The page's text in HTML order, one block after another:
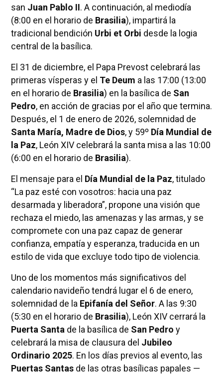
san Juan Pablo II. A continuación, al mediodía
(8:00 en el horario de Brasilia), impartirá la
tradicional bendición Urbi et Orbi desde la logia
central de la basílica.
El 31 de diciembre, el Papa Prevost celebrará las
primeras vísperas y el Te Deum a las 17:00 (13:00
en el horario de Brasilia) en la basílica de San
Pedro, en acción de gracias por el año que termina.
Después, el 1 de enero de 2026, solemnidad de
Santa María, Madre de Dios, y 59º Día Mundial de
la Paz, León XIV celebrará la santa misa a las 10:00
(6:00 en el horario de Brasilia).
El mensaje para el Día Mundial de la Paz, titulado
“La paz esté con vosotros: hacia una paz
desarmada y liberadora”, propone una visión que
rechaza el miedo, las amenazas y las armas, y se
compromete con una paz capaz de generar
confianza, empatía y esperanza, traducida en un
estilo de vida que excluye todo tipo de violencia.
Uno de los momentos más significativos del
calendario navideño tendrá lugar el 6 de enero,
solemnidad de la Epifanía del Señor. A las 9:30
(5:30 en el horario de Brasilia), León XIV cerrará la
Puerta Santa de la basílica de San Pedro y
celebrará la misa de clausura del Jubileo
Ordinario 2025. En los días previos al evento, las
Puertas Santasde las otras basílicas papales —